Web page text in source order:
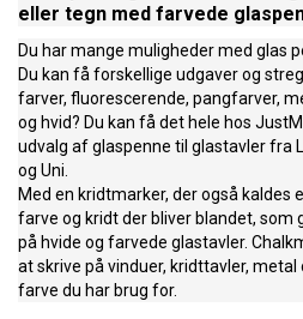
eller tegn med farvede
Du har mange muligheder med glas
Du kan få forskellige udgaver og
farver, fluorescerende, pangfarver,
og hvid? Du kan få det hele hos
udvalg af glaspenne til glastavler fra
og Uni.
Med en kridtmarker, der også kaldes
farve og kridt der bliver blandet, som
på hvide og farvede glastavler.
at skrive på vinduer, kridttavler, metal
farve du har brug for.